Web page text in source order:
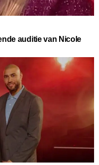
auditie van Nicole